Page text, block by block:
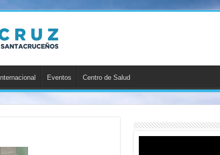
Internacional Eventos Centro de Salud